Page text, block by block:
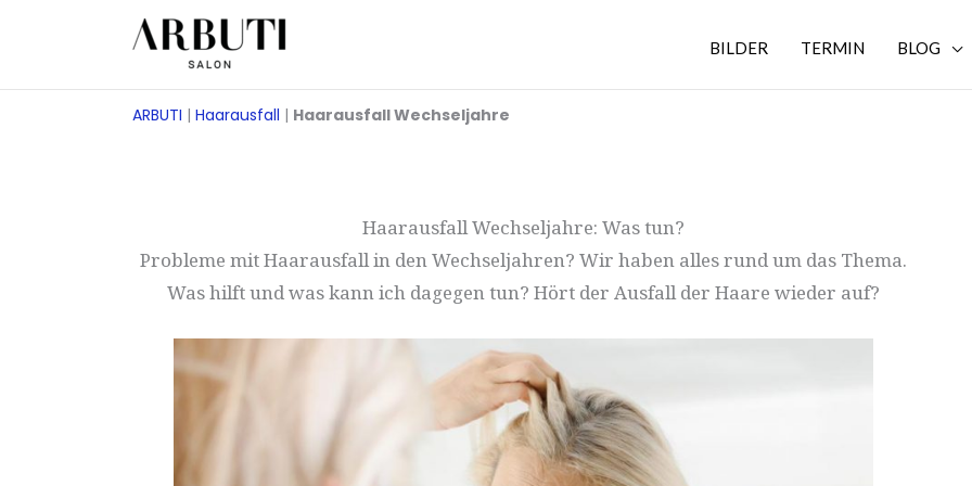
BILDER TERMIN BLOG
ARBUTI | Haarausfall | Haarausfall Wechseljahre
Haarausfall Wechseljahre: Was tun?
Probleme mit Haarausfall in den Wechseljahren? Wir haben alles rund um das Thema.
Was hilft und was kann ich dagegen tun? Hört der Ausfall der Haare wieder auf?